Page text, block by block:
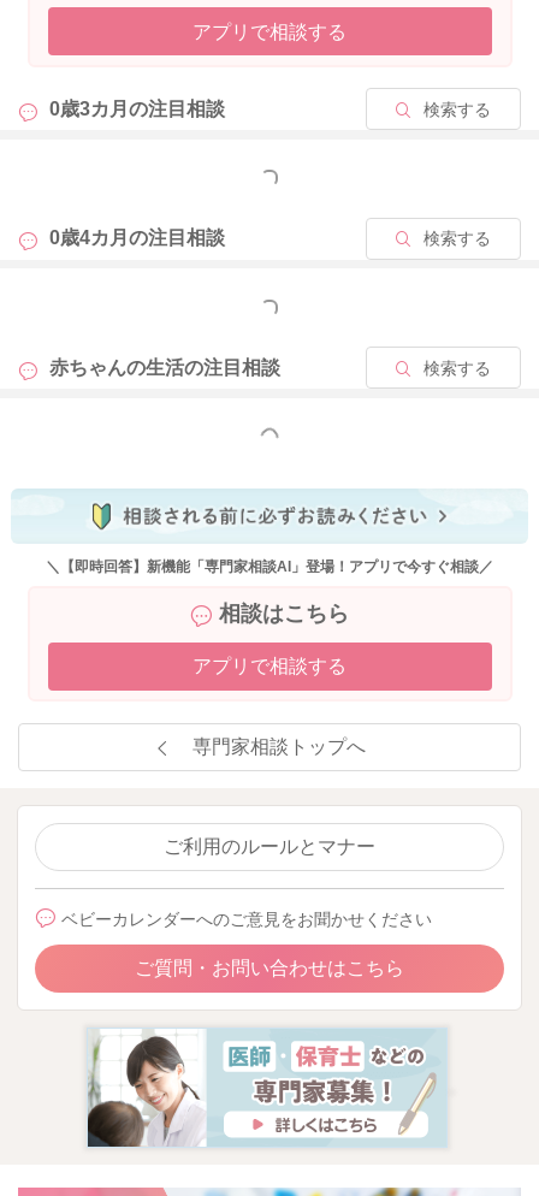
アプリで相談する
0歳3カ月の注目相談 検索する
もっと見る
0歳4カ月の注目相談 検索する
もっと見る
赤ちゃんの生活の注目相談 検索する
もっと見る
＼【即時回答】新機能「専門家相談AI」登場！アプリで今すぐ相談／
相談はこちら
アプリで相談する
専門家相談トップへ
ご利用のルールとマナー
ベビーカレンダーへのご意見をお聞かせください
ご質問・お問い合わせはこちら